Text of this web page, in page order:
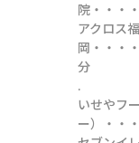
院・・・
アクロス福
岡・・・
分
.
いせやフ
ー）・・